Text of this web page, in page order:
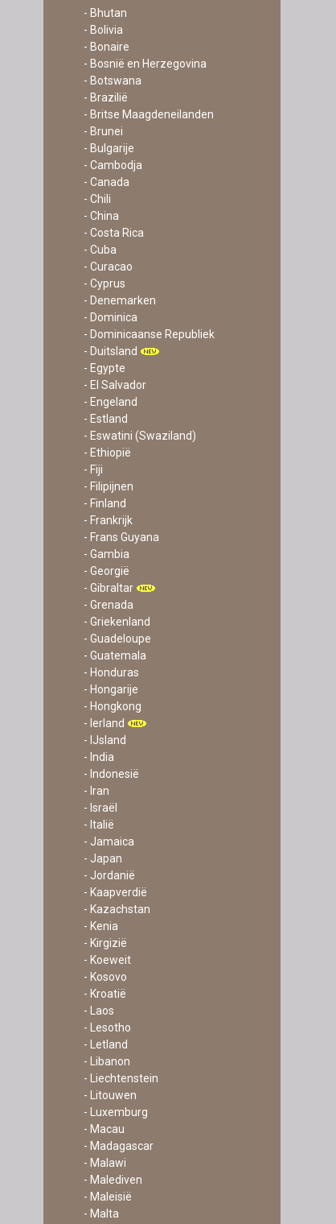
- Bhutan
- Bolivia
- Bonaire
- Bosnië en Herzegovina
- Botswana
- Brazilië
- Britse Maagdeneilanden
- Brunei
- Bulgarije
- Cambodja
- Canada
- Chili
- China
- Costa Rica
- Cuba
- Curacao
- Cyprus
- Denemarken
- Dominica
- Dominicaanse Republiek
- Duitsland
- Egypte
- El Salvador
- Engeland
- Estland
- Eswatini (Swaziland)
- Ethiopië
- Fiji
- Filipijnen
- Finland
- Frankrijk
- Frans Guyana
- Gambia
- Georgië
- Gibraltar
- Grenada
- Griekenland
- Guadeloupe
- Guatemala
- Honduras
- Hongarije
- Hongkong
- Ierland
- IJsland
- India
- Indonesië
- Iran
- Israël
- Italië
- Jamaica
- Japan
- Jordanië
- Kaapverdië
- Kazachstan
- Kenia
- Kirgizië
- Koeweit
- Kosovo
- Kroatië
- Laos
- Lesotho
- Letland
- Libanon
- Liechtenstein
- Litouwen
- Luxemburg
- Macau
- Madagascar
- Malawi
- Malediven
- Maleisië
- Malta